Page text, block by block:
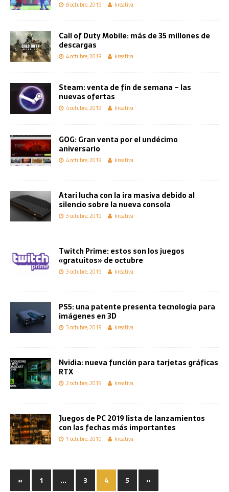
8 octubre, 2019 kreativa
Call of Duty Mobile: más de 35 millones de
descargas
4 octubre, 2019 kreativa
Steam: venta de fin de semana – las
nuevas ofertas
4 octubre, 2019 kreativa
GOG: Gran venta por el undécimo
aniversario
4 octubre, 2019 kreativa
Atari lucha con la ira masiva debido al
silencio sobre la nueva consola
3 octubre, 2019 kreativa
Twitch Prime: estos son los juegos
«gratuitos» de octubre
3 octubre, 2019 kreativa
PS5: una patente presenta tecnología para
imágenes en 3D
3 octubre, 2019 kreativa
Nvidia: nueva función para tarjetas gráficas
RTX
2 octubre, 2019 kreativa
Juegos de PC 2019 lista de lanzamientos
con las fechas más importantes
1 octubre, 2019 kreativa
« 1 … 3 4 5 »